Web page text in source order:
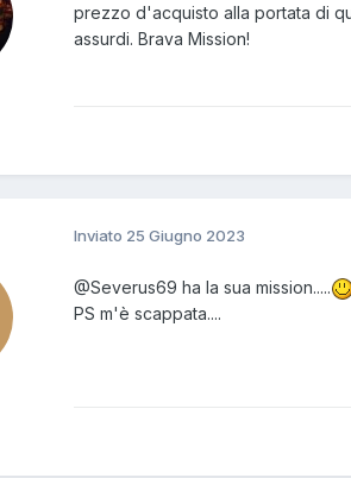
prezzo d'acquisto alla portata di
assurdi. Brava Mission!
Inviato 25 Giugno 2023
@Severus69 ha la sua mission.....
PS m'è scappata....